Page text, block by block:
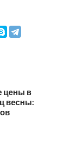
цены в
весны: